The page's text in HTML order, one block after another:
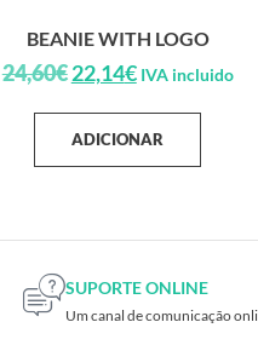
BEANIE WITH LOGO
24,60€22,14€ IVA incluido
ADICIONAR
SUPORTE ONLINE
Um canal de comunicação